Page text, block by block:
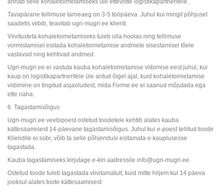
annab selle kohaletoimetamiseks üle ettevõtte logistikapartneritele.
Tavapärane tellimuse tarneaeg on 3-5 tööpäeva. Juhul kui mingil põhjusel
saadetis viibib, teavitab ugri-mugri.ee klienti.
Viivitusteta kohaletoimetamiseks tuleb olla hoolas ning tellimuse
vormistamisel esitada kohaletoimetamise andmete sisestamisel tõele
vastavad ning kehtivad andmed.
Ugri-mugri.ee ei vastuta kauba kohaletoimetamise viibimise eest juhul, kui
kaup on logistikapartneritele üle antud õigel ajal, kuid kohaletoimetamise
viibimine on tingitud asjaoludest, mida Forme.ee ei saanud mõjutada ega
ette näha.
6. Tagastamisõigus
Ugri-mugri.ee veebipoest ostetud toodetele kehtib alates kauba
kättesaamisest 14-päevane tagastamisõigus. Juhul kui e-poest tellitud toode
Kliendile ei sobi, võib ta selle põhjendusi esitamata e-kauplusesse
tagastada.
Kauba tagastamiseks kirjutage e-kiri aadressile info@ugri-mugri.ee.
Ostetud toode tuleb tagastada viivitamatult, kuid mitte hiljem kui 14 päeva
jooksul alates toote kättesaamisest